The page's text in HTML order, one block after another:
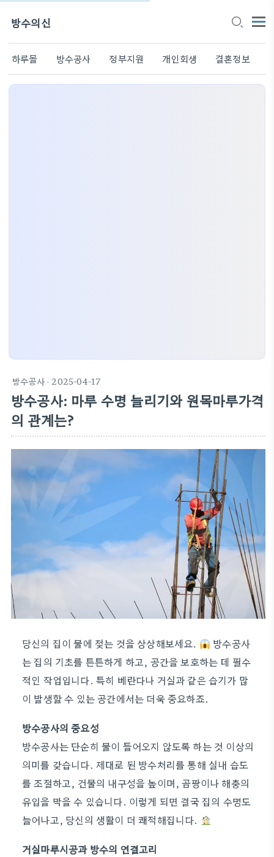
방수의신
하루몰 방수공사 정부지원 개인회생 결혼정보
방수공사· 2025-04-17
방수공사: 마루 수명 늘리기와 원목마루가격
의 관계는?
당신의 집이 물에 젖는 것을 상상해보세요.
방수공사
는 집의 기초를 튼튼하게 하고, 공간을 보호하는 데 필수
적인 작업입니다. 특히 베란다나 거실과 같은 습기가 많
이 발생할 수 있는 공간에서는 더욱 중요하죠.
방수공사의 중요성
방수공사는 단순히 물이 들어오지 않도록 하는 것 이상의
의미를 갖습니다. 제대로 된 방수처리를 통해 실내 습도
를 조절하고, 건물의 내구성을 높이며, 곰팡이나 해충의
유입을 막을 수 있습니다. 이렇게 되면 결국 집의 수명도
늘어나고, 당신의 생활이 더 쾌적해집니다.
거실마루시공과 방수의 연결고리